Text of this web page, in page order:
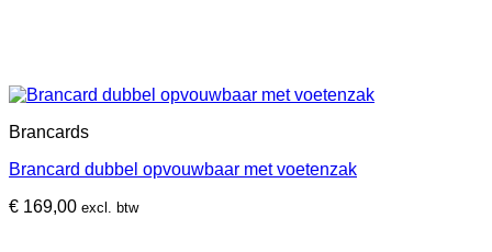
Brancards
Brancard dubbel opvouwbaar met voetenzak
€ 169,00 excl. btw